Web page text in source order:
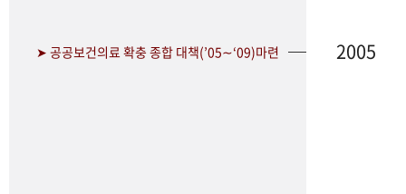
➤ 공공보건의료 확충 종합 대책(’05∼‘09)마련 2005